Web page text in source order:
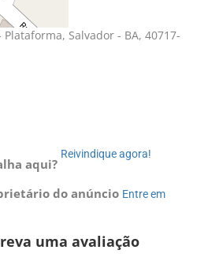
Salvador - BA, 40717-
aqui?
Reivindique agora!
do anúncio Entre em
uma avaliação